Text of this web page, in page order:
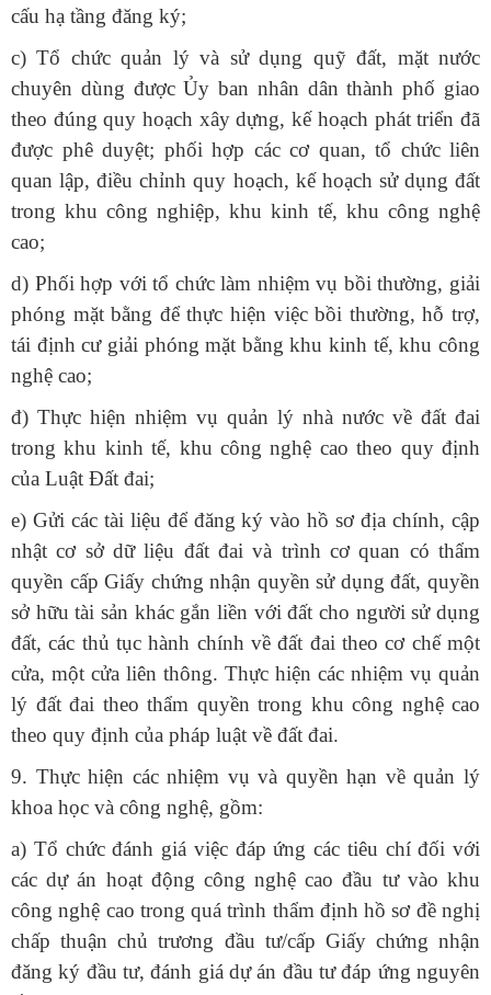
cấu hạ tầng đăng ký;
c) Tổ chức quản lý và sử dụng quỹ đất, mặt nước
chuyên dùng được Ủy ban nhân dân thành phố giao
theo đúng quy hoạch xây dựng, kế hoạch phát triển đã
được phê duyệt; phối hợp các cơ quan, tổ chức liên
quan lập, điều chỉnh quy hoạch, kế hoạch sử dụng đất
trong khu công nghiệp, khu kinh tế, khu công nghệ
cao;
d) Phối hợp với tổ chức làm nhiệm vụ bồi thường, giải
phóng mặt bằng để thực hiện việc bồi thường, hỗ trợ,
tái định cư giải phóng mặt bằng khu kinh tế, khu công
nghệ cao;
đ) Thực hiện nhiệm vụ quản lý nhà nước về đất đai
trong khu kinh tế, khu công nghệ cao theo quy định
của Luật Đất đai;
e) Gửi các tài liệu để đăng ký vào hồ sơ địa chính, cập
nhật cơ sở dữ liệu đất đai và trình cơ quan có thẩm
quyền cấp Giấy chứng nhận quyền sử dụng đất, quyền
sở hữu tài sản khác gắn liền với đất cho người sử dụng
đất, các thủ tục hành chính về đất đai theo cơ chế một
cửa, một cửa liên thông. Thực hiện các nhiệm vụ quản
lý đất đai theo thẩm quyền trong khu công nghệ cao
theo quy định của pháp luật về đất đai.
9. Thực hiện các nhiệm vụ và quyền hạn về quản lý
khoa học và công nghệ, gồm:
a) Tổ chức đánh giá việc đáp ứng các tiêu chí đối với
các dự án hoạt động công nghệ cao đầu tư vào khu
công nghệ cao trong quá trình thẩm định hồ sơ đề nghị
chấp thuận chủ trương đầu tư/cấp Giấy chứng nhận
đăng ký đầu tư, đánh giá dự án đầu tư đáp ứng nguyên